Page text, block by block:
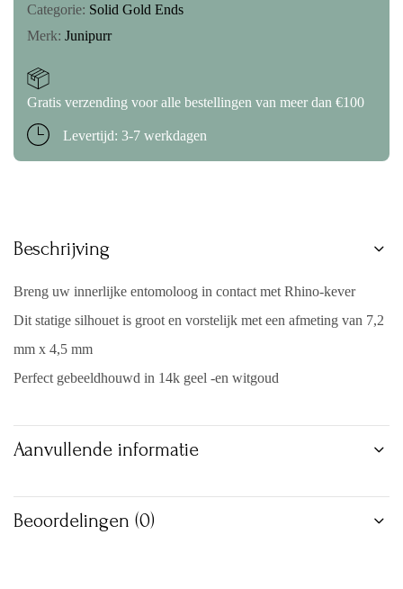
Categorie: Solid Gold Ends
Merk: Junipurr
Gratis verzending voor alle bestellingen van meer dan €100
Levertijd: 3-7 werkdagen
Beschrijving
Breng uw innerlijke entomoloog in contact met Rhino-kever
Dit statige silhouet is groot en vorstelijk met een afmeting van 7,2
mm x 4,5 mm
Perfect gebeeldhouwd in 14k geel -en witgoud
Aanvullende informatie
Beoordelingen (0)